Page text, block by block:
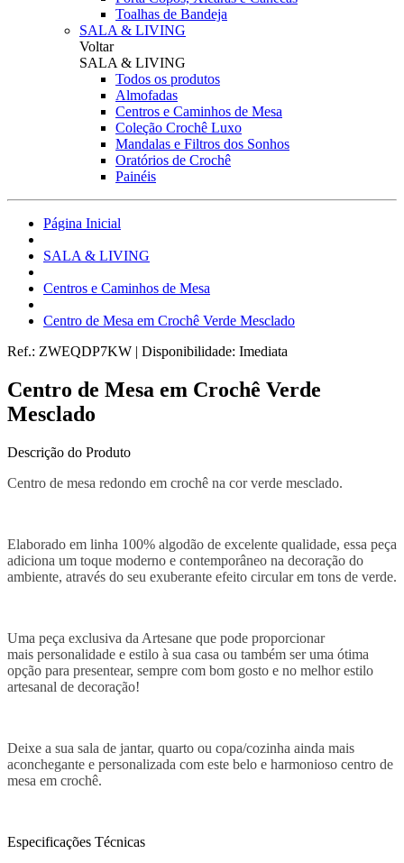
Toalhas de Bandeja
SALA & LIVING
Voltar
SALA & LIVING
Todos os produtos
Almofadas
Centros e Caminhos de Mesa
Coleção Crochê Luxo
Mandalas e Filtros dos Sonhos
Oratórios de Crochê
Painéis
Página Inicial
SALA & LIVING
Centros e Caminhos de Mesa
Centro de Mesa em Crochê Verde Mesclado
Ref.: ZWEQDP7KW | Disponibilidade: Imediata
Centro de Mesa em Crochê Verde
Mesclado
Descrição do Produto
Centro de mesa redondo em crochê na cor verde mesclado.
Elaborado em linha 100% algodão de excelente qualidade, essa peça
adiciona um toque moderno e contemporâneo na decoração do
ambiente, através do seu exuberante efeito circular em tons de verde.
Uma peça exclusiva da Artesane que pode proporcionar
mais personalidade e estilo à sua casa ou também ser uma ótima
opção para presentear, sempre com bom gosto e no melhor estilo
artesanal de decoração!
Deixe a sua sala de jantar, quarto ou copa/cozinha ainda mais
aconchegante e personalizada com este belo e harmonioso centro de
mesa em crochê.
Especificações Técnicas